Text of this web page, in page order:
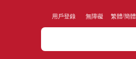
用戶登錄 無障礙 繁體/簡體